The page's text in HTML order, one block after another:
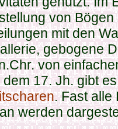
von
mit den
gebogene
von
dem 17. Jh. gibt
. Fast alle
werden